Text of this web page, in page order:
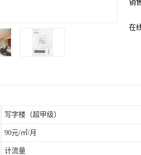
销
在
写字楼（超甲级）
90元/㎡/月
计流量